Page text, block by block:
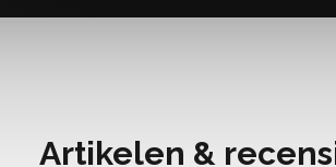
Artikelen &